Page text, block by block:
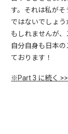
す。それは私が
ではないでしょ
もしれませんが、
自分自身も日本
ております！
※Part 3 に続く >>